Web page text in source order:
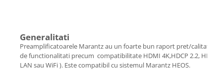
Generalitati
Preamplificatoarele Marantz au un foarte bun raport pret/calitate.
de functionalitati precum compatibilitate HDMI 4K,HDCP 2.2, HDR,
LAN sau WiFi ). Este compatibil cu sistemul Marantz HEOS.